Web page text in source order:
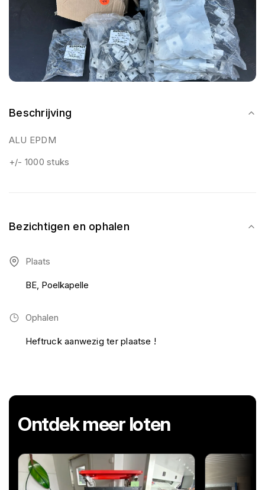
Beschrijving
ALU EPDM
+/- 1000 stuks
Bezichtigen en ophalen
Plaats
BE, Poelkapelle
Ophalen
Heftruck aanwezig ter plaatse !
Ontdek meer loten